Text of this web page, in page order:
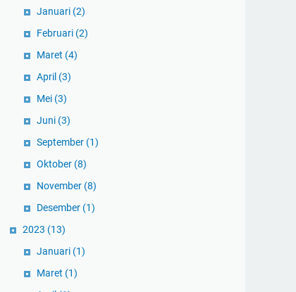
Januari (2)
Februari (2)
Maret (4)
April (3)
Mei (3)
Juni (3)
September (1)
Oktober (8)
November (8)
Desember (1)
2023 (13)
Januari (1)
Maret (1)